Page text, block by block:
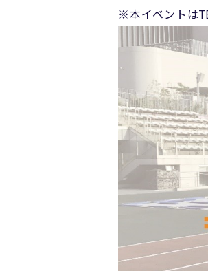
※本イベントは